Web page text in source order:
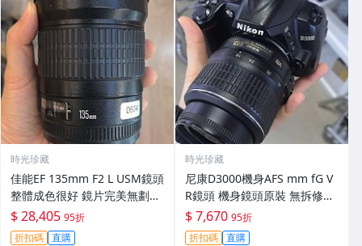
時光珍藏
佳能EF 135mm F2 L USM鏡頭
整體成色很好 鏡片完美無劃痕
功能一切正常 無拆修無-3430
$ 28,405 95折
折扣碼 直購
時光珍藏
尼康D3000機身AFS mm fG V
R鏡頭 機身鏡頭原裝 無拆修無
翻新 有輕微使用痕跡 鏡頭-34
30
$ 7,670 95折
折扣碼 直購